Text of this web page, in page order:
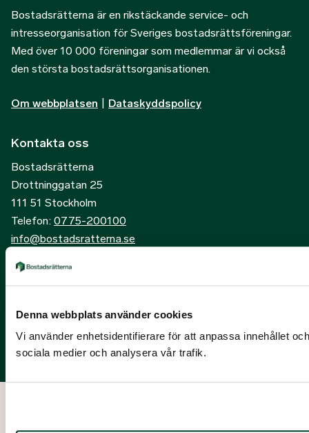
Denna webbplats använder cookies
Vi använder enhetsidentifierare för att anpassa innehållet
sociala medier och analysera vår trafik.
Bostadsrätterna är en rikstäckande service- och
intresseorganisation för Sveriges bostadsrättsföreningar.
Med över 10 000 föreningar som medlemmar är vi också
den största bostadsrättsorganisationen.
Om webbplatsen Dataskyddspolicy
Kontakta oss
Bostadsrätterna
Drottninggatan 25
111 51 Stockholm
Telefon: 0775-200100
info@bostadsratterna.se
Facebook
LinkedIn